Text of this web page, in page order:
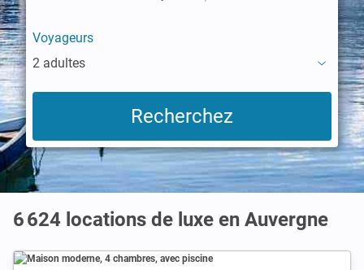
Voyageurs
2 adultes
6 624 locations de luxe en Auvergne